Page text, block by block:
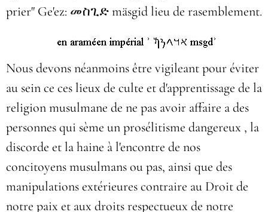
prier" Ge'ez: መስጊድ mäsgid lieu de rasemblement.
Nous devons néanmoins être vigileant pour éviter
au sein ce ces lieux de culte et d'apprentissage de la
religion musulmane de ne pas avoir affaire a des
personnes qui sème un prosélitisme dangereux , la
discorde et la haine à l'encontre de nos
concitoyens musulmans ou pas, ainsi que des
manipulations extérieures contraire au Droit de
notre paix et aux droits respectueux de notre